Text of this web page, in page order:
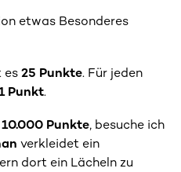
etwas Besonderes
es 25 Punkte. Für jeden
Punkt.
Punkte, besuche ich
verkleidet ein
dort ein Lächeln zu